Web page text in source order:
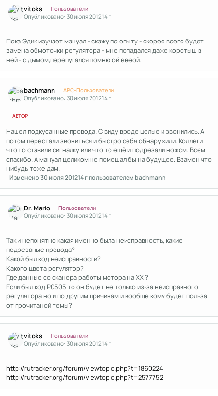
vitoks Пользователи
Опубликовано:30 июля 201214 г
Пока Эдик изучает мануал - скажу по опыту - скорее всего будет
замена обмоточки регулятора - мне попадался даже коротыш в
ней - с дымом,перепугался помню ой еееой.
bachmann APC-Пользователи
Опубликовано:30 июля 201214 г
АВТОР
Нашел подкусанные провода. С виду вроде целые и звонились. А
потом перестали звониться и быстро себя обнаружили. Коллеги
что то ставили сигналку или что то ещё и подрезали ножом. Всем
спасибо. А мануал целиком не помешал бы на будущее. Взамен что
нибудь тоже дам.
Изменено30 июля 201214 гпользователем bachmann
Dr. Mario Пользователи
Опубликовано:30 июля 201214 г
Так и непонятно какая именно была неисправность, какие
подрезаные провода?
Какой был код неисправности?
Какого цвета регулятор?
Где данные со сканера работы мотора на ХХ ?
Если был код P0505 то он будет не только из-за неисправного
регулятора но и по другим причинам и вообще кому будет польза
от прочитаной темы?
vitoks Пользователи
Опубликовано:30 июля 201214 г
http://rutracker.org/forum/viewtopic.php?t=1860224
http://rutracker.org/forum/viewtopic.php?t=2577752